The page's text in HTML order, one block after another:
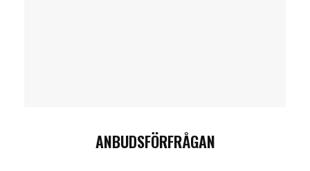
ANBUDSFÖRFRÅGAN